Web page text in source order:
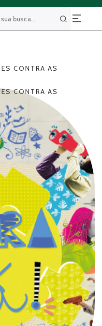
Buscar
CONTRA AS
CONTRA AS